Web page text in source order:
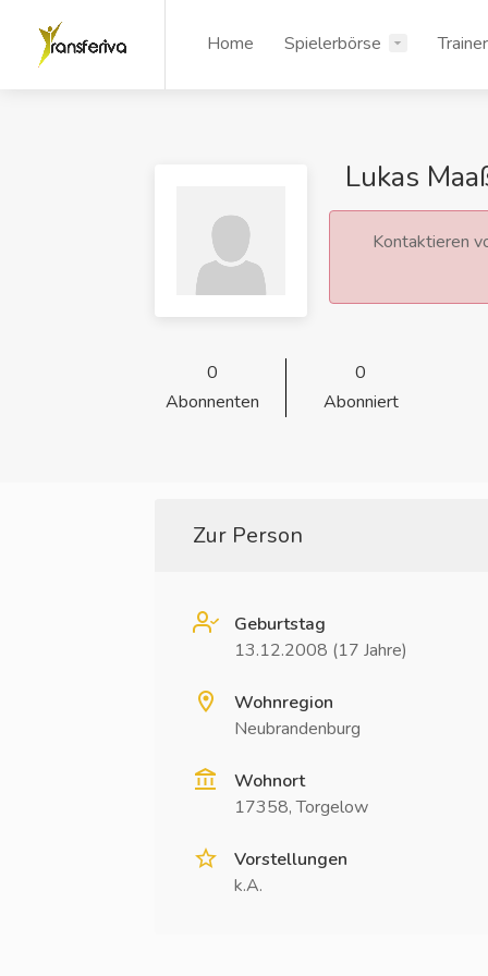
Home Spielerbörse
Lukas
Kontaktieren
0
Abonnenten
0
Abonniert
Zur Person
Geburtstag
13.12.2008 (17 Jahre)
Wohnregion
Neubrandenburg
Wohnort
17358, Torgelow
Vorstellungen
k.A.